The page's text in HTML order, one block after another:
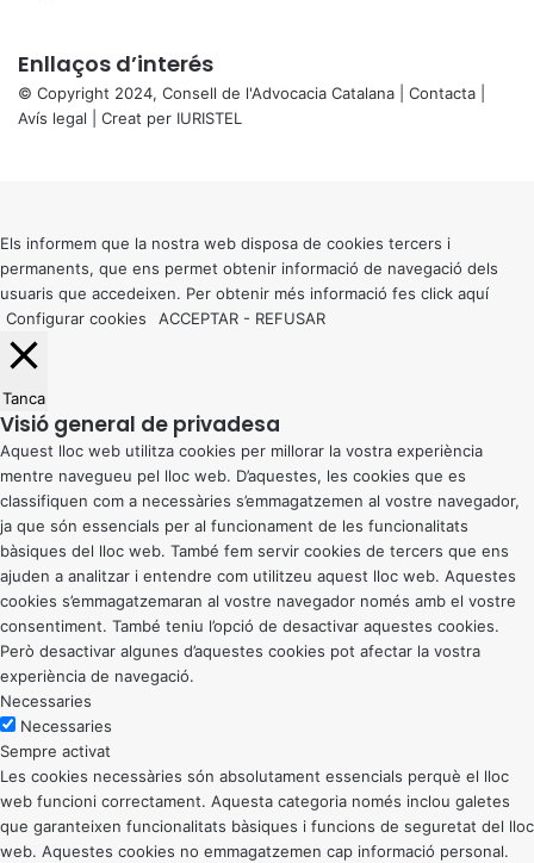
Enllaços d’interés
© Copyright 2024, Consell de l'Advocacia Catalana | Contacta
Avís legal | Creat per IURISTEL
button
Els informem que la nostra web disposa de cookies tercers i
permanents, que ens permet obtenir informació de navegació dels
usuaris que accedeixen. Per obtenir més informació fes click aquí
Configurar cookies
ACCEPTAR - REFUSAR
Tanca
Visió general de privadesa
Aquest lloc web utilitza cookies per millorar la vostra experiència
mentre navegueu pel lloc web. D’aquestes, les cookies que es
classifiquen com a necessàries s’emmagatzemen al vostre navegador,
ja que són essencials per al funcionament de les funcionalitats
bàsiques del lloc web. També fem servir cookies de tercers que ens
ajuden a analitzar i entendre com utilitzeu aquest lloc web. Aquestes
cookies s’emmagatzemaran al vostre navegador només amb el vostre
consentiment. També teniu l’opció de desactivar aquestes cookies.
Però desactivar algunes d’aquestes cookies pot afectar la vostra
experiència de navegació.
Necessaries
Necessaries
Sempre activat
Les cookies necessàries són absolutament essencials perquè el lloc
web funcioni correctament. Aquesta categoria només inclou galetes
que garanteixen funcionalitats bàsiques i funcions de seguretat del lloc
web. Aquestes cookies no emmagatzemen cap informació personal.